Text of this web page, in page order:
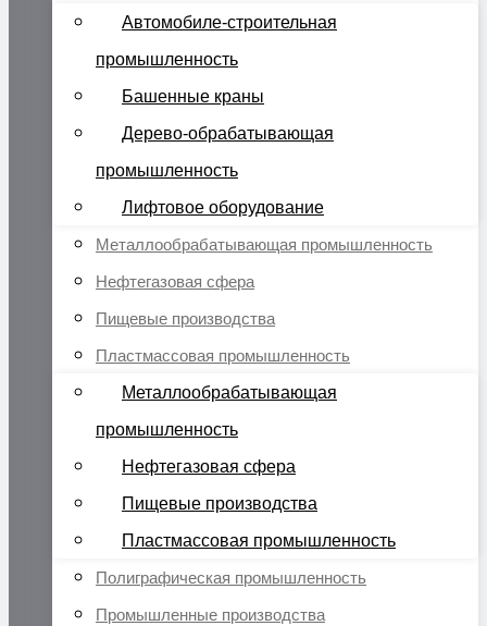
Автомобиле-строительная
промышленность
Башенные краны
Дерево-обрабатывающая
промышленность
Лифтовое оборудование
Металлообрабатывающая промышленность
Нефтегазовая сфера
Пищевые производства
Пластмассовая промышленность
Металлообрабатывающая
промышленность
Нефтегазовая сфера
Пищевые производства
Пластмассовая промышленность
Полиграфическая промышленность
Промышленные производства